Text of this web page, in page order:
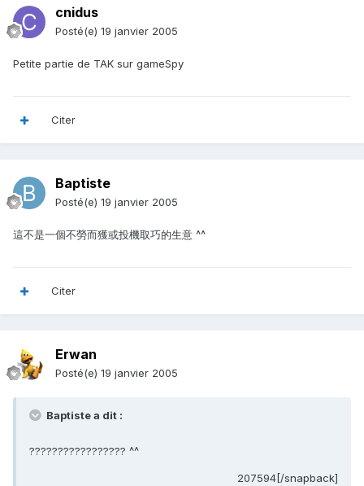
cnidus
Posté(e) 19 janvier 2005
Petite partie de TAK sur gameSpy
Citer
Baptiste
Posté(e) 19 janvier 2005
這不是一個不勞而獲或投機取巧的生意 ^^
Citer
Erwan
Posté(e) 19 janvier 2005
Baptiste a dit :
????????????????? ^^
207594[/snapback]